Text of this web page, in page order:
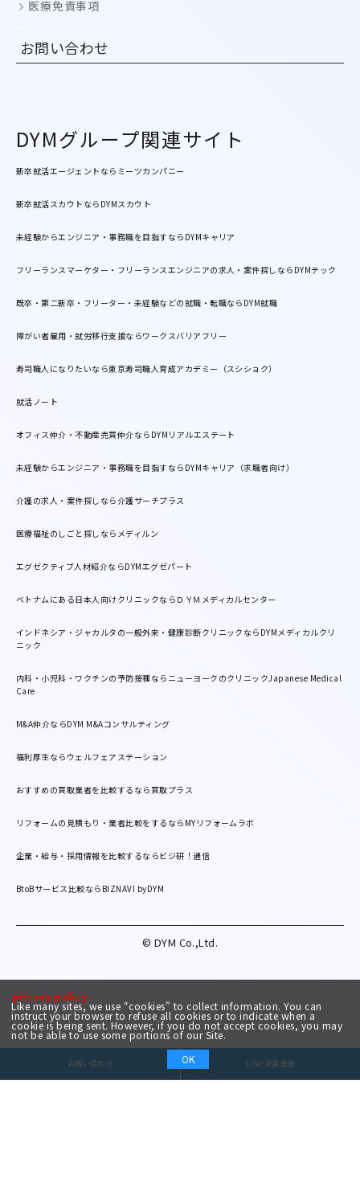
privacy policy
Like many sites, we use “cookies” to collect information. You can
instruct your browser to refuse all cookies or to indicate when a
cookie is being sent. However, if you do not accept cookies, you may
not be able to use some portions of our Site.
OK
お問い合わせ LINE友達追加
医療免責事項
お問い合わせ
DYMグループ関連サイト
新卒就活エージェントならミーツカンパニー
新卒就活スカウトならDYMスカウト
未経験からエンジニア・事務職を目指すならDYMキャリア
フリーランスマーケター・フリーランスエンジニアの求人・案件探しならDYMテック
既卒・第二新卒・フリーター・未経験などの就職・転職ならDYM就職
障がい者雇用・就労移行支援ならワークスバリアフリー
寿司職人になりたいなら東京寿司職人育成アカデミー（スシショク）
就活ノート
オフィス仲介・不動産売買仲介ならDYMリアルエステート
未経験からエンジニア・事務職を目指すならDYMキャリア（求職者向け）
介護の求人・案件探しなら介護サーチプラス
医療福祉のしごと探しならメディルン
エグゼクティブ人材紹介ならDYMエグゼパート
ベトナムにある日本人向けクリニックならＤＹＭメディカルセンター
インドネシア・ジャカルタの一般外来・健康診断クリニックならDYMメディカルクリ
ニック
内科・小児科・ワクチンの予防接種ならニューヨークのクリニックJapanese Medical
Care
M&A仲介ならDYM M&Aコンサルティング
福利厚生ならウェルフェアステーション
おすすめの買取業者を比較するなら買取プラス
リフォームの見積もり・業者比較をするならMYリフォームラボ
企業・給与・採用情報を比較するならビジ研！通信
BtoBサービス比較ならBIZNAVI byDYM
© DYM Co.,Ltd.